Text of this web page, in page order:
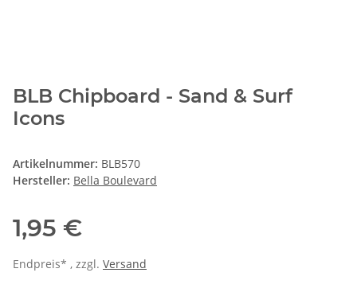
BLB Chipboard - Sand & Surf
Icons
Artikelnummer: BLB570
Hersteller: Bella Boulevard
1,95 €
Endpreis* , zzgl. Versand